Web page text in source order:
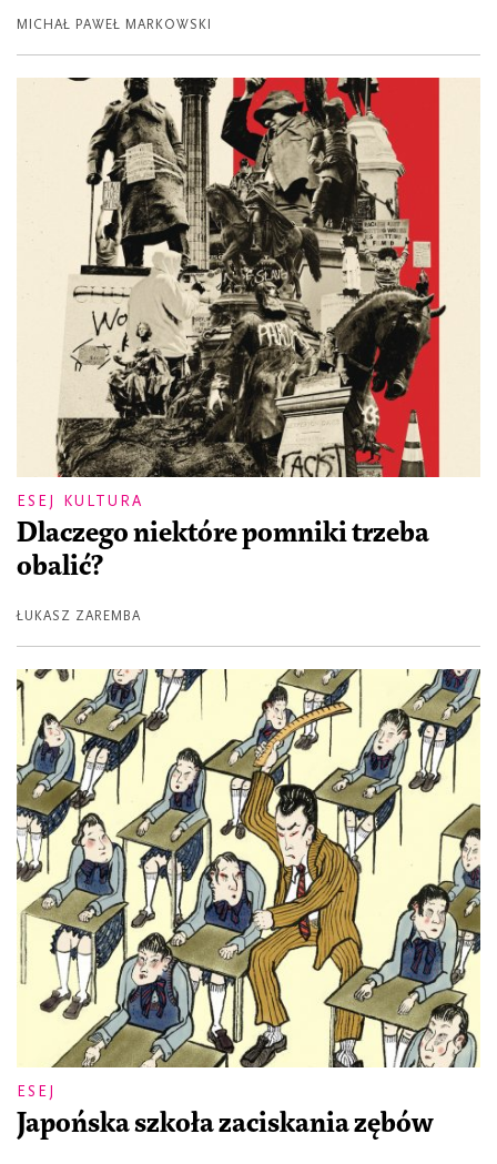
MICHAŁ PAWEŁ MARKOWSKI
ESEJ KULTURA
Dlaczego niektóre pomniki trzeba
obalić?
ŁUKASZ ZAREMBA
ESEJ
Japońska szkoła zaciskania zębów